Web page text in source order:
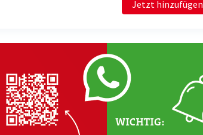
Jetzt hinzufügen